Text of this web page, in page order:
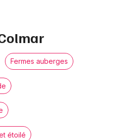
Fermes auberges
étoilé